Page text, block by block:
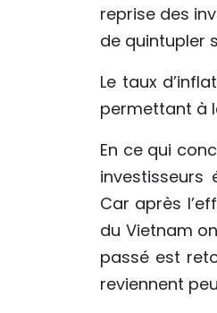
reprise des
de quintupler
Le taux
permettant à
En ce qui
investisseurs
Car après
du Vietnam
passé est
reviennent